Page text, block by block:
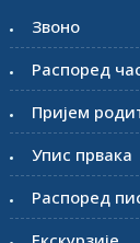
Звоно
Распоред
Пријем
Упис првака
Распоред